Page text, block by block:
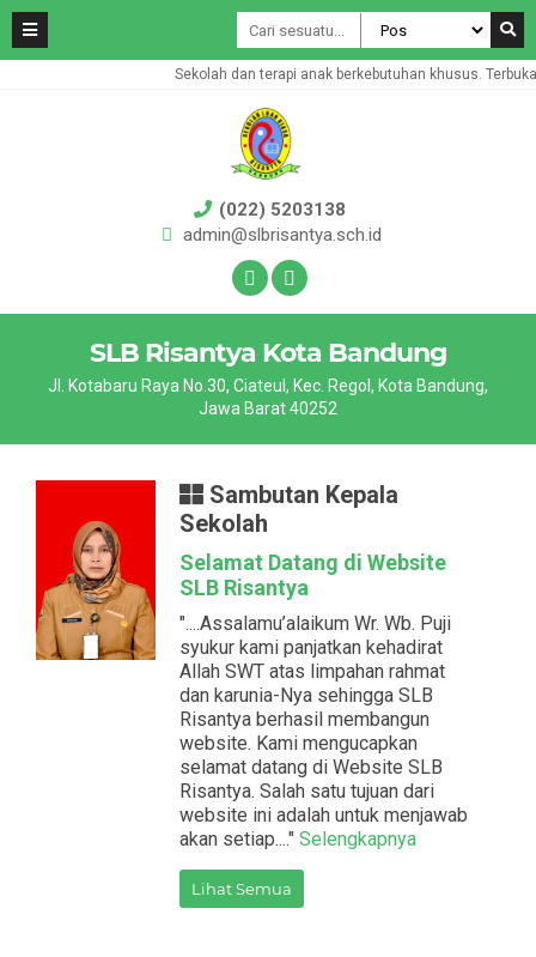
Sekolah dan terapi anak berkebutuhan khusus. Terbuka
(022) 5203138
admin@slbrisantya.sch.id
SLB Risantya Kota Bandung
Jl. Kotabaru Raya No.30, Ciateul, Kec. Regol, Kota Bandung,
Jawa Barat 40252
Sambutan Kepala
Sekolah
Selamat Datang di Website
SLB Risantya
"....Assalamu’alaikum Wr. Wb. Puji
syukur kami panjatkan kehadirat
Allah SWT atas limpahan rahmat
dan karunia-Nya sehingga SLB
Risantya berhasil membangun
website. Kami mengucapkan
selamat datang di Website SLB
Risantya. Salah satu tujuan dari
website ini adalah untuk menjawab
akan setiap...." Selengkapnya
Lihat Semua